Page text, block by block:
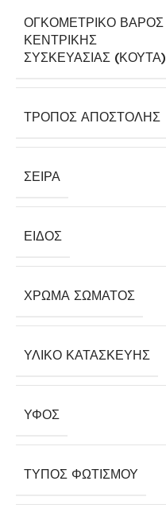
ΟΓΚΟΜΕΤΡΙΚΌ ΒΆΡΟΣ
ΚΕΝΤΡΙΚΉΣ
ΣΥΣΚΕΥΑΣΊΑΣ (ΚΟΎΤΑ)
ΤΡΌΠΟΣ ΑΠΟΣΤΟΛΉΣ
ΣΕΙΡΆ
ΕΊΔΟΣ
ΧΡΏΜΑ ΣΏΜΑΤΟΣ
ΥΛΙΚΌ ΚΑΤΑΣΚΕΥΉΣ
ΎΦΟΣ
ΤΎΠΟΣ ΦΩΤΙΣΜΟΎ